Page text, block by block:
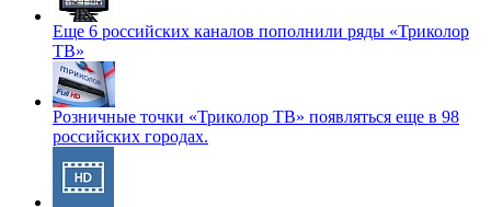
Еще 6 российских каналов пополнили ряды «Триколор
ТВ»
Розничные точки «Триколор ТВ» появляться еще в 98
российских городах.